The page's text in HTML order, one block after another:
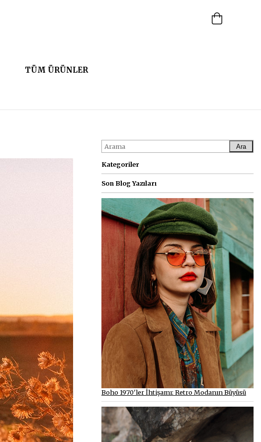
TÜM ÜRÜNLER
Ara
Kategoriler
Son Blog Yazıları
Boho 1970'ler İhtişamı: Retro Modanın Büyüsü